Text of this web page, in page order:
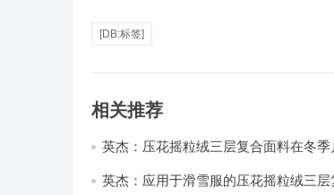
[DB:标签]
相关推荐
英杰：压花摇粒绒三层复合面料在冬
英杰：应用于滑雪服的压花摇粒绒三